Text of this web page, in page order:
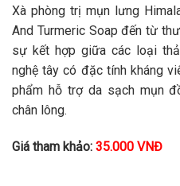
Xà phòng trị mụn lưng
And Turmeric Soap đến từ
sự kết hợp giữa các loại
nghệ tây có đặc tính kháng
phẩm hỗ trợ da sạch mụn
chân lông.
Giá tham khảo: 35.000 VNĐ